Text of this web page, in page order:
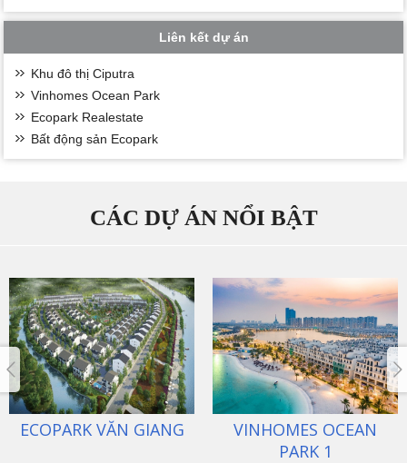
Liên kết dự án
Khu đô thị Ciputra
Vinhomes Ocean Park
Ecopark Realestate
Bất động sản Ecopark
CÁC DỰ ÁN NỔI BẬT
ECOPARK VĂN GIANG
VINHOMES OCEAN
PARK 1